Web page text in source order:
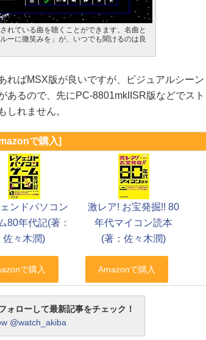
れている曲を聴くことができます。名曲と
ーに微笑みを」が、いつでも聞けるのは良
ばMSX版が良いですが、ビジュアルシーン
あるので、先にPC-8801mkIISR版などでスト
しれません。
で購入]
ンドパソコン
80年代記(著：
佐々木潤)
激レア! お宝発掘!! 80
年代マイコン読本
(著：佐々木潤)
ローして最新記事をチェック！
@watch_akiba